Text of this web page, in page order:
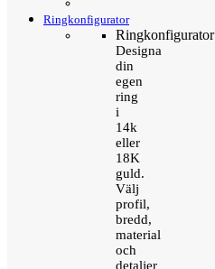
Ringkonfigurator
Ringkonfigurator
Designa
din
egen
ring
i
14k
eller
18K
guld.
Välj
profil,
bredd,
material
och
detaljer